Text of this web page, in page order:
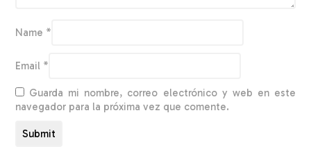
Name *
Email *
Guarda mi nombre, correo electrónico y web en este
navegador para la próxima vez que comente.